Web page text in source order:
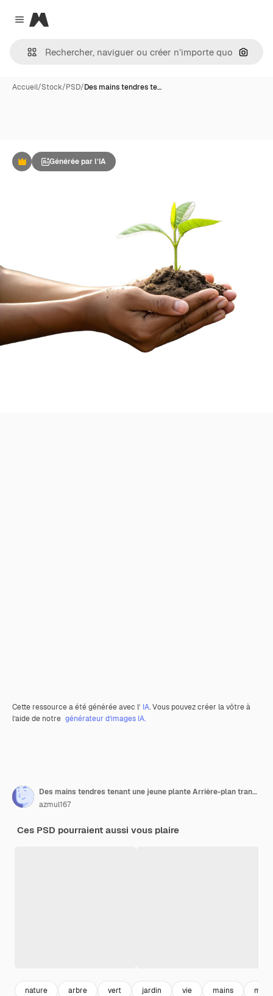
Close menu
Magnific
Accueil/Stock/PSD/Des mains tendres te…
PremiumGénérée par l’IA
Cette ressource a été générée avec l’ IA. Vous pouvez créer la vôtre à
l’aide de notre générateur d’images IA.
Des mains tendres tenant une jeune plante Arrière-plan transparent
azmul167
Ces PSD pourraient aussi vous plaire
nature arbre vert jardin vie mains main